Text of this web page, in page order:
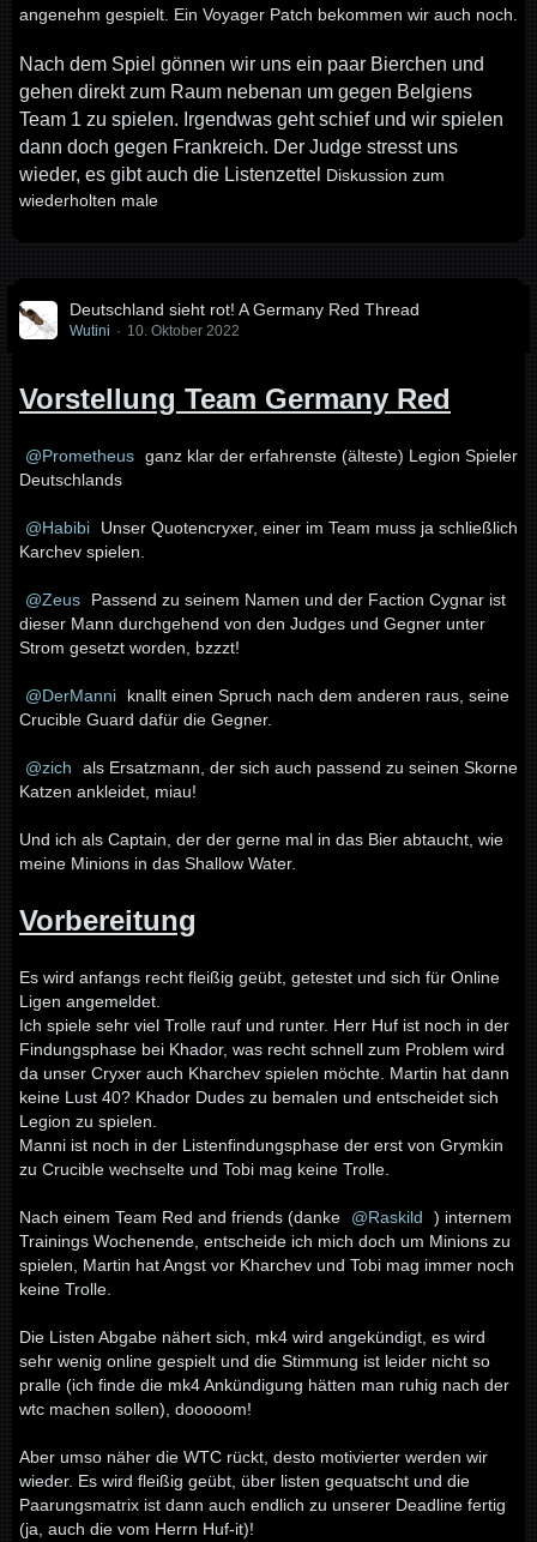
angenehm gespielt. Ein Voyager Patch bekommen wir auch noch.
Nach dem Spiel gönnen wir uns ein paar Bierchen und
gehen direkt zum Raum nebenan um gegen Belgiens
Team 1 zu spielen. Irgendwas geht schief und wir spielen
dann doch gegen Frankreich. Der Judge stresst uns
wieder, es gibt auch die Listenzettel Diskussion zum
wiederholten male
Deutschland sieht rot! A Germany Red Thread
Wutini 10. Oktober 2022
Vorstellung Team Germany Red
Prometheus ganz klar der erfahrenste (älteste) Legion Spieler
Deutschlands
Habibi
Unser Quotencryxer, einer im Team muss ja schließlich
Karchev spielen.
Zeus
Passend zu seinem Namen und der Faction Cygnar ist
dieser Mann durchgehend von den Judges und Gegner unter
Strom gesetzt worden, bzzzt!
DerManni
knallt einen Spruch nach dem anderen raus, seine
Crucible Guard dafür die Gegner.
zich
als Ersatzmann, der sich auch passend zu seinen Skorne
Katzen ankleidet, miau!
Und ich als Captain, der der gerne mal in das Bier abtaucht, wie
meine Minions in das Shallow Water.
Vorbereitung
Es wird anfangs recht fleißig geübt, getestet und sich für Online
Ligen angemeldet.
Ich spiele sehr viel Trolle rauf und runter. Herr Huf ist noch in der
Findungsphase bei Khador, was recht schnell zum Problem wird
da unser Cryxer auch Kharchev spielen möchte. Martin hat dann
keine Lust 40? Khador Dudes zu bemalen und entscheidet sich
Legion zu spielen.
Manni ist noch in der Listenfindungsphase der erst von Grymkin
zu Crucible wechselte und Tobi mag keine Trolle.
Nach einem Team Red and friends (danke Raskild
) internem
Trainings Wochenende, entscheide ich mich doch um Minions zu
spielen, Martin hat Angst vor Kharchev und Tobi mag immer noch
keine Trolle.
Die Listen Abgabe nähert sich, mk4 wird angekündigt, es wird
sehr wenig online gespielt und die Stimmung ist leider nicht so
pralle (ich finde die mk4 Ankündigung hätten man ruhig nach der
wtc machen sollen), dooooom!
Aber umso näher die WTC rückt, desto motivierter werden wir
wieder. Es wird fleißig geübt, über listen gequatscht und die
Paarungsmatrix ist dann auch endlich zu unserer Deadline fertig
(ja, auch die vom Herrn Huf-it)!